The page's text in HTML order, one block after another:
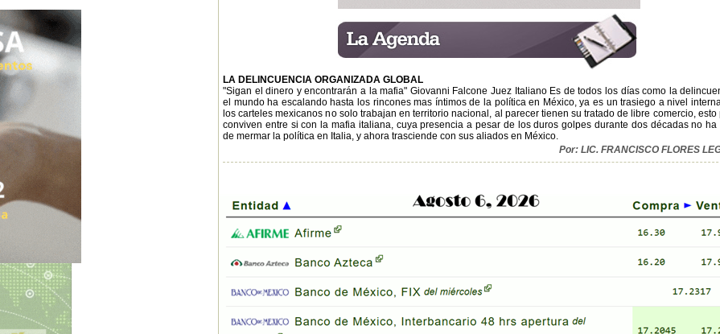
LA DELINCUENCIA ORGANIZADA GLOBAL
"Sigan el dinero y encontrarán a la mafia" Giovanni Falcone Juez Italiano Es de todos los días como la
el mundo ha escalando hasta los rincones mas íntimos de la política en México, ya es un trasiego a nivel
los carteles mexicanos no solo trabajan en territorio nacional, al parecer tienen su tratado de libre comercio, esto
conviven entre si con la mafia italiana, cuya presencia a pesar de los duros golpes durante dos décadas no ha
de mermar la política en Italia, y ahora trasciende con sus aliados en México.
Por: LIC. FRANCISCO FLORES